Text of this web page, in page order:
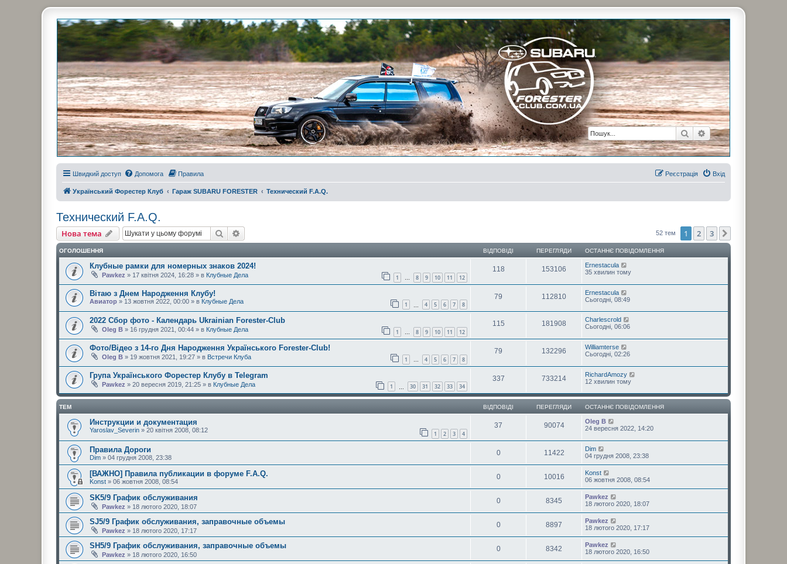
ПошукРозширений пошук
Украинский Форестер Клуб
Всеукраинский клуб владельцев Subaru Forester. Клубные покатушки на природе и еженедельные встречи, скидки от партнеров и просто много общения с друзьями. Присоединяйтесь. Think. Feel. Drive.
Швидкий доступ Допомога Правила Вхід
Реєстрація
Український Форестер Клуб Гараж SUBARU FORESTER Технический F.A.Q.
Технический F.A.Q.
Нова тема Пошук 52 тем 1 2 3
ОГОЛОШЕННЯ ВІДПОВІДІ ПЕРЕГЛЯДИ ОСТАННЄ ПОВІДОМЛЕННЯ
Клубные рамки для номерных знаков 2024!
Pawkez » 17 квітня 2024, 16:28 » в Клубные Дела 1 … 8 9 10 11 12
118 153106
Ernestacula
35 хвилин тому
Вітаю з Днем Народження Клубу!
Авиатор » 13 жовтня 2022, 00:00 » в Клубные Дела 1 4 5 6 7 8
79 112810
Ernestacula
Сьогодні, 08:49
2022 Сбор фото - Календарь Ukrainian Forester-Club
Oleg B » 16 грудня 2021, 00:44 » в Клубные Дела 1 … 8 9 10 11 12
115 181908
Charlescrold
Сьогодні, 06:06
Фото/Відео з 14-го Дня Народження Українського Forester-Club!
Oleg B » 19 жовтня 2021, 19:27 » в Встречи Клуба 1 … 4 5 6 7 8
79 132296
Williamterse
Сьогодні, 02:26
Група Українського Форестер Клубу в Telegram
Pawkez » 20 вересня 2019, 21:25 » в Клубные Дела 1 30 31 32 33 34
337 733214
RichardAmozy
12 хвилин тому
ТЕМ ВІДПОВІДІ ПЕРЕГЛЯДИ ОСТАННЄ ПОВІДОМЛЕННЯ
Инструкции и документация
Yaroslav_Severin » 20 квітня 2008, 08:12 1 2 3 4
37 90074
Oleg B
24 вересня 2022, 14:20
Правила Дороги
Dim » 04 грудня 2008, 23:38
0 11422
Dim
04 грудня 2008, 23:38
[ВАЖНО] Правила публикации в форуме F.A.Q.
Konst » 06 жовтня 2008, 08:54
0 10016
Konst
06 жовтня 2008, 08:54
SK5/9 График обслуживания
Pawkez » 18 лютого 2020, 18:07
0 8345
Pawkez
18 лютого 2020, 18:07
SJ5/9 График обслуживания, заправочные объемы
Pawkez » 18 лютого 2020, 17:17
0 8897
Pawkez
18 лютого 2020, 17:17
SH5/9 График обслуживания, заправочные объемы
Pawkez » 18 лютого 2020, 16:50
0 8342
Pawkez
18 лютого 2020, 16:50